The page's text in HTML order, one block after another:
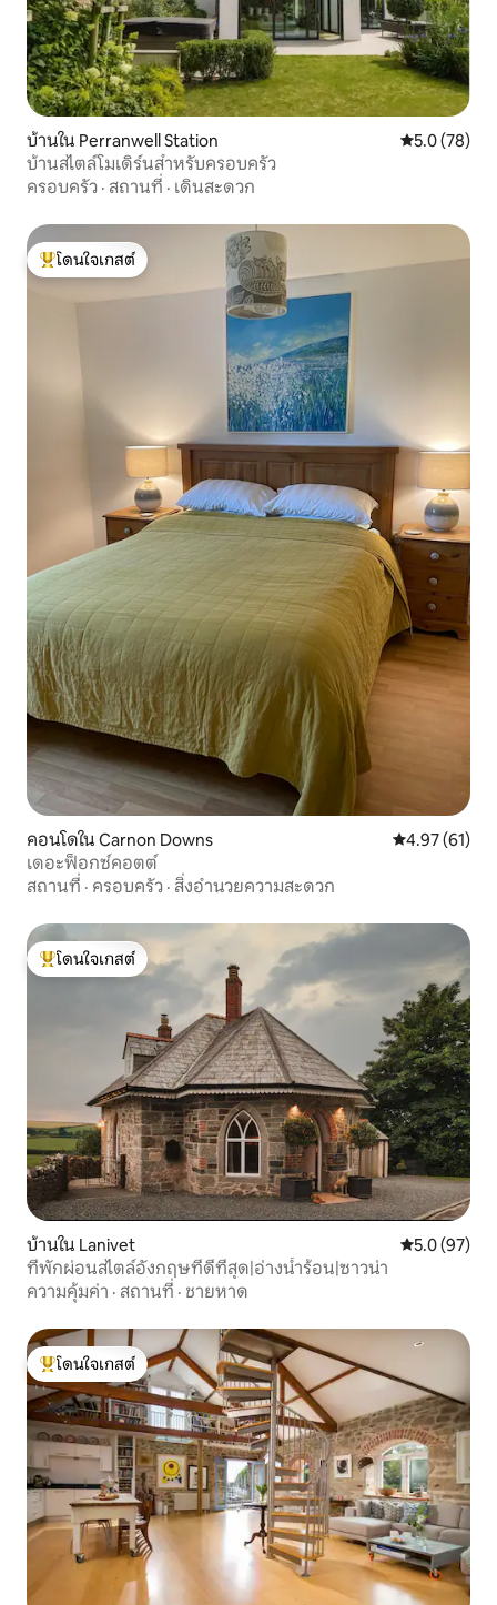
บ้านใน Perranwell Station คะแนนเฉลี่ย
5.0 (78)
บ้านสไตล์โมเดิร์นสำหรับครอบครัว
ครอบครัว · สถานที่ · เดินสะดวก
โดนใจเกสต์ที่สุด
โดนใจเกสต์
คอนโดใน Carnon Downs คะแนนเฉลี่ย
4.97 (61)
เดอะฟ็อกซ์คอตต์
สถานที่ · ครอบครัว · สิ่งอำนวยความสะดวก
โดนใจเกสต์ที่สุด
โดนใจเกสต์
บ้านใน Lanivet คะแนนเฉลี่ย
5.0 (97)
ที่พักผ่อนสไตล์อังกฤษที่ดีที่สุด|อ่างน้ำร้อน|ซาวน่า
ความคุ้มค่า · สถานที่ · ชายหาด
โดนใจเกสต์ที่สุด
โดนใจเกสต์